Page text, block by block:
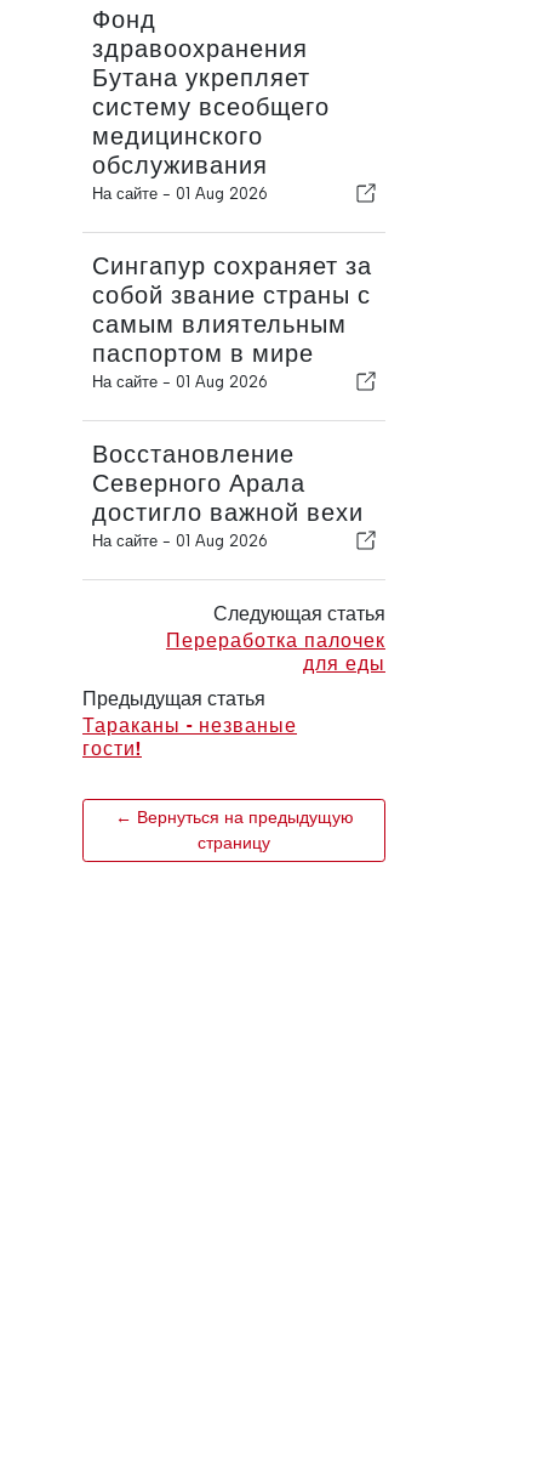
Фонд
здравоохранения
Бутана укрепляет
систему всеобщего
медицинского
обслуживания
На сайте - 01 Aug 2026
Сингапур сохраняет за
собой звание страны с
самым влиятельным
паспортом в мире
На сайте - 01 Aug 2026
Восстановление
Северного Арала
достигло важной вехи
На сайте - 01 Aug 2026
Следующая статья
Переработка палочек
для еды
Предыдущая статья
Тараканы - незваные
гости!
← Вернуться на предыдущую
страницу